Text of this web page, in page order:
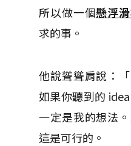
所以做一個懸浮
求的事。
他說聳聳肩說：
如果你聽到的
一定是我的想法
這是可行的。